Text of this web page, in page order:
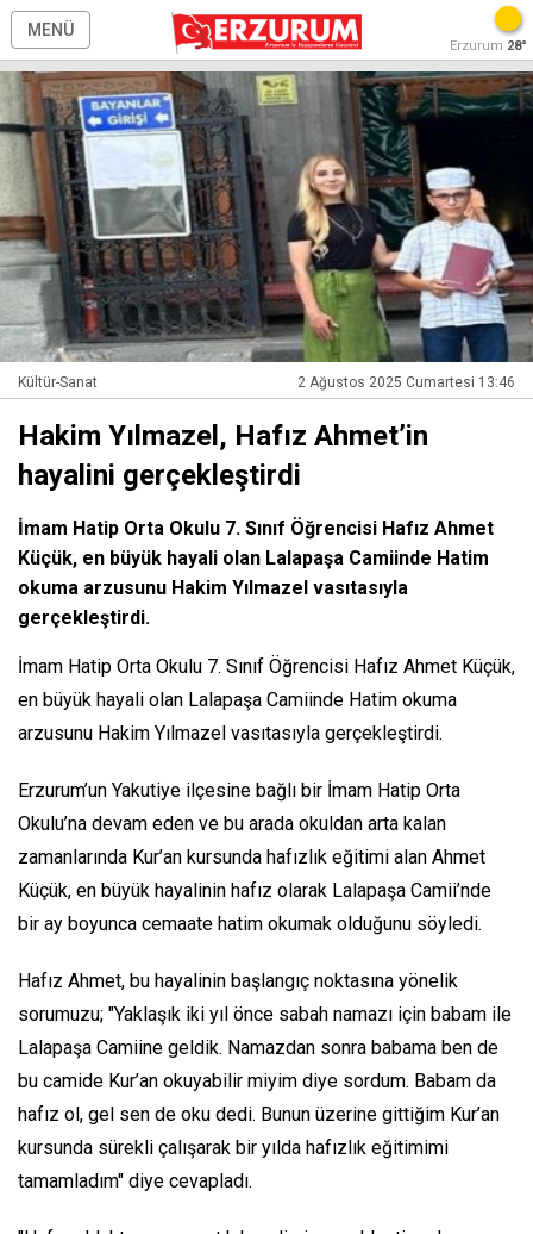
MENÜ
Erzurum 28°
Kültür-Sanat 2 Ağustos 2025 Cumartesi 13:46
Hakim Yılmazel, Hafız Ahmet’in
hayalini gerçekleştirdi
İmam Hatip Orta Okulu 7. Sınıf Öğrencisi Hafız Ahmet
Küçük, en büyük hayali olan Lalapaşa Camiinde Hatim
okuma arzusunu Hakim Yılmazel vasıtasıyla
gerçekleştirdi.
İmam Hatip Orta Okulu 7. Sınıf Öğrencisi Hafız Ahmet Küçük,
en büyük hayali olan Lalapaşa Camiinde Hatim okuma
arzusunu Hakim Yılmazel vasıtasıyla gerçekleştirdi.
Erzurum’un Yakutiye ilçesine bağlı bir İmam Hatip Orta
Okulu’na devam eden ve bu arada okuldan arta kalan
zamanlarında Kur’an kursunda hafızlık eğitimi alan Ahmet
Küçük, en büyük hayalinin hafız olarak Lalapaşa Camii’nde
bir ay boyunca cemaate hatim okumak olduğunu söyledi.
Hafız Ahmet, bu hayalinin başlangıç noktasına yönelik
sorumuzu; "Yaklaşık iki yıl önce sabah namazı için babam ile
Lalapaşa Camiine geldik. Namazdan sonra babama ben de
bu camide Kur’an okuyabilir miyim diye sordum. Babam da
hafız ol, gel sen de oku dedi. Bunun üzerine gittiğim Kur’an
kursunda sürekli çalışarak bir yılda hafızlık eğitimimi
tamamladım" diye cevapladı.